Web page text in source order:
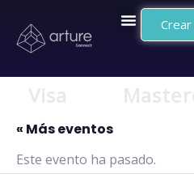
« Más eventos
Este evento ha pasado.